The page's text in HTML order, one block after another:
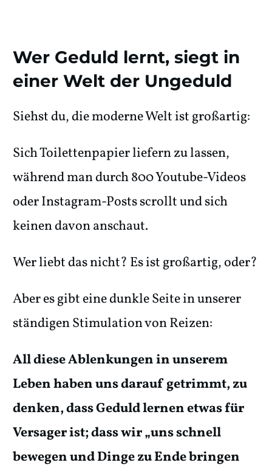
Wer Geduld lernt, siegt in
einer Welt der Ungeduld
Siehst du, die moderne Welt ist großartig:
Sich Toilettenpapier liefern zu lassen,
während man durch 800 Youtube-Videos
oder Instagram-Posts scrollt und sich
keinen davon anschaut.
Wer liebt das nicht? Es ist großartig, oder?
Aber es gibt eine dunkle Seite in unserer
ständigen Stimulation von Reizen:
All diese Ablenkungen in unserem
Leben haben uns darauf getrimmt, zu
denken, dass Geduld lernen etwas für
Versager ist; dass wir „uns schnell
bewegen und Dinge zu Ende bringen